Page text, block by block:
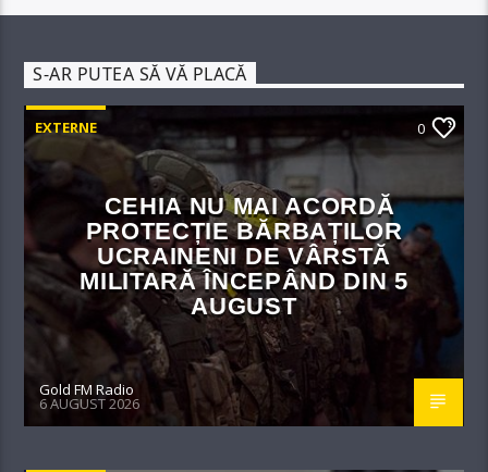
S-AR PUTEA SĂ VĂ PLACĂ
EXTERNE 0
CEHIA NU MAI ACORDĂ
PROTECȚIE BĂRBAȚILOR
UCRAINENI DE VÂRSTĂ
MILITARĂ ÎNCEPÂND DIN 5
AUGUST
Gold FM Radio
6 AUGUST 2026